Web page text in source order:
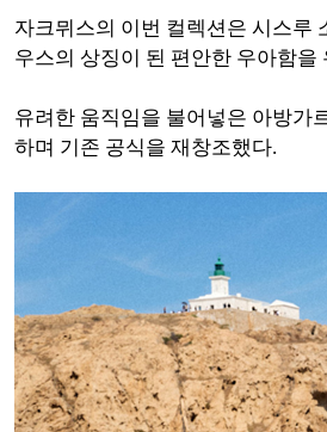
자크뮈스의 이번 컬렉션은 시스루
우스의 상징이 된 편안한 우아함을
유려한 움직임을 불어넣은 아방가
하며 기존 공식을 재창조했다.